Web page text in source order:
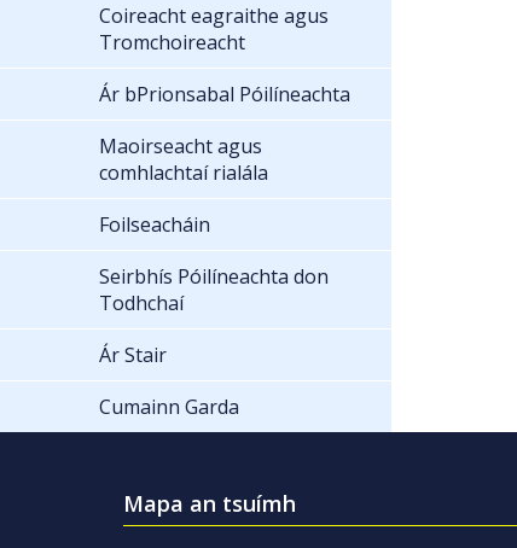
Coireacht eagraithe agus
Tromchoireacht
Ár bPrionsabal Póilíneachta
Maoirseacht agus
comhlachtaí rialála
Foilseacháin
Seirbhís Póilíneachta don
Todhchaí
Ár Stair
Cumainn Garda
Mapa an tsuímh